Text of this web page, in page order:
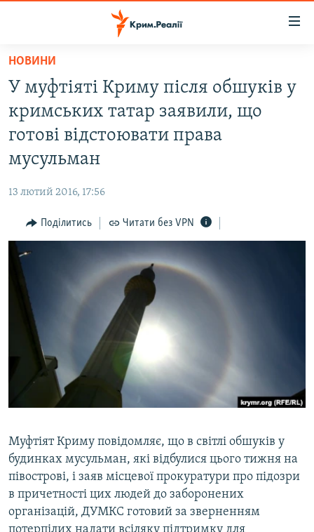
Перейти
основного
матеріалу
Перейти
до
основної
Перейти
пошуку
НОВИНИ
ВОДА.КРИМ
ВІДЕО ТА ФОТО
ІНТЕРВ'Ю
ВСЕ ЗА ДЕНЬ
СПЕЦПРОЕКТИ
ДЕПОРТАЦІЯ
ВІДЕОУРОКИ «ELIFBE»
СВІДЧЕННЯ ОКУПАЦІЇ
УКРАЇНСЬКА ПРОБЛЕМА КРИМУ
ІНФОГРАФІКА
ЯК ОБІЙТИ БЛОКУВАННЯ
Русский
Qırımtatar
ДОЛУЧАЙСЯ!
Усі сайти RFE/RL
НОВИНИ
У муфтіяті Криму після обшуків у
кримських татар заявили, що
готові відстоювати права
мусульман
13 лютий 2016, 17:56
Поділитись Читати без VPN
Муфтіят Криму повідомляє, що в світлі обшуків у
будинках мусульман, які відбулися цього тижня на
півострові, і заяв місцевої прокуратури про підозри
в причетності цих людей до заборонених
організацій, ДУМКС готовий за зверненням